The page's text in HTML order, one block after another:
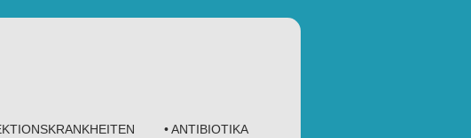
• ANTIBIOTIKA